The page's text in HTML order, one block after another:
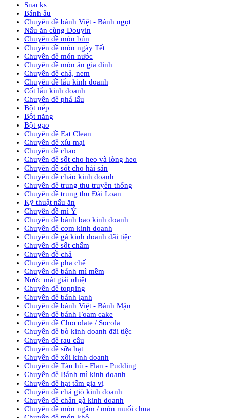
Snacks
Bánh âu
Chuyên đề bánh Việt - Bánh ngọt
Nấu ăn cùng Douyin
Chuyên đề món bún
Chuyên đề món ngày Tết
Chuyên đề món nước
Chuyên đề món ăn gia đình
Chuyên đề chả, nem
Chuyên đề lẩu kinh doanh
Cốt lẩu kinh doanh
Chuyên đề phá lấu
Bột nếp
Bột năng
Bột gạo
Chuyên đề Eat Clean
Chuyên đề xíu mại
Chuyên đề chao
Chuyên đề sốt cho heo và lòng heo
Chuyên đề sốt cho hải sản
Chuyên đề cháo kinh doanh
Chuyên đề trung thu truyền thống
Chuyên đề trung thu Đài Loan
Kỹ thuật nấu ăn
Chuyên đề mì Ý
Chuyên đề bánh bao kinh doanh
Chuyên đề cơm kinh doanh
Chuyên đề gà kinh doanh đãi tiệc
Chuyên đề sốt chấm
Chuyên đề chả
Chuyên đề pha chế
Chuyên đề bánh mì mềm
Nước mát giải nhiệt
Chuyên đề topping
Chuyên đề bánh lạnh
Chuyên đề bánh Việt - Bánh Mặn
Chuyên đề bánh Foam cake
Chuyên đề Chocolate / Socola
Chuyên đề bò kinh doanh đãi tiệc
Chuyên đề rau câu
Chuyên đề sữa hạt
Chuyên đề xôi kinh doanh
Chuyên đề Tàu hũ - Flan - Pudding
Chuyên đề Bánh mì kinh doanh
Chuyên đề hạt tẩm gia vị
Chuyên đề chả giò kinh doanh
Chuyên đề chân gà kinh doanh
Chuyên đề món ngâm / món muối chua